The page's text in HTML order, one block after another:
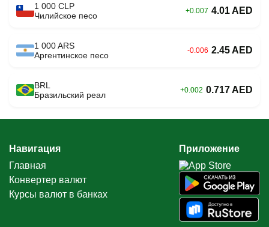
1 000 CLP
Чилийское песо
+0.007 4.01 AED
1 000 ARS
Аргентинское песо
-0.006 2.45 AED
BRL
Бразильский реал
+0.002 0.717 AED
Навигация
Главная
Конвертер валют
Курсы валют в банках
Приложение